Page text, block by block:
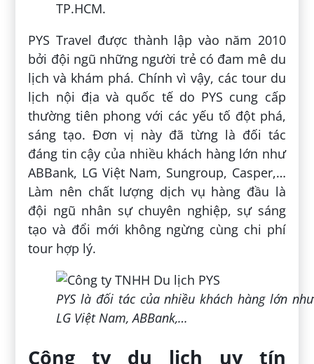
TP.HCM.
PYS Travel được thành lập vào năm 2010
bởi đội ngũ những người trẻ có đam mê du
lịch và khám phá. Chính vì vậy, các tour du
lịch nội địa và quốc tế do PYS cung cấp
thường tiên phong với các yếu tố đột phá,
sáng tạo. Đơn vị này đã từng là đối tác
đáng tin cậy của nhiều khách hàng lớn như
ABBank, LG Việt Nam, Sungroup, Casper,…
Làm nên chất lượng dịch vụ hàng đầu là
đội ngũ nhân sự chuyên nghiệp, sự sáng
tạo và đổi mới không ngừng cùng chi phí
tour hợp lý.
PYS là đối tác của nhiều khách hàng lớn như
LG Việt Nam, ABBank,…
Công ty du lịch uy tín